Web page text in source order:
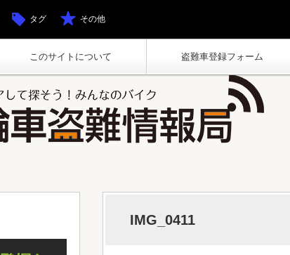
このサイトについて 盗難車登録フォーム
タグ その他
IMG_0411